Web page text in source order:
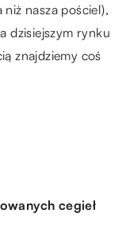
nasza pościel),
dzisiejszym rynku
znajdziemy coś
cegieł